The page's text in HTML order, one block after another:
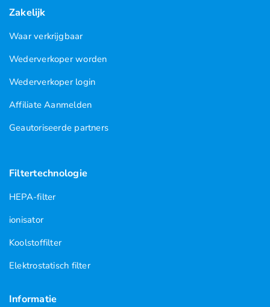
Zakelijk
Waar verkrijgbaar
Wederverkoper worden
Wederverkoper login
Affiliate Aanmelden
Geautoriseerde partners
Filtertechnologie
HEPA-filter
ionisator
Koolstoffilter
Elektrostatisch filter
Informatie